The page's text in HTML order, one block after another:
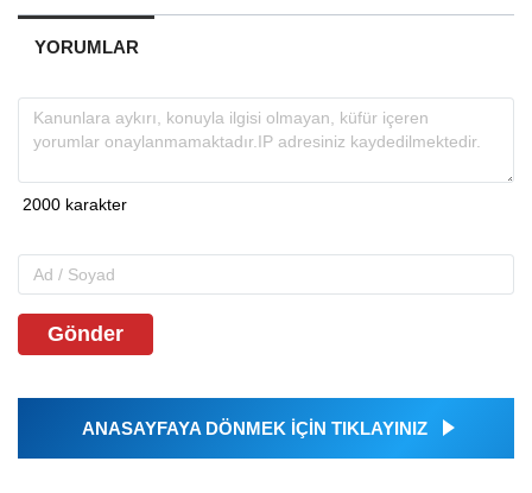
YORUMLAR
Gönder
ANASAYFAYA DÖNMEK İÇİN TIKLAYINIZ